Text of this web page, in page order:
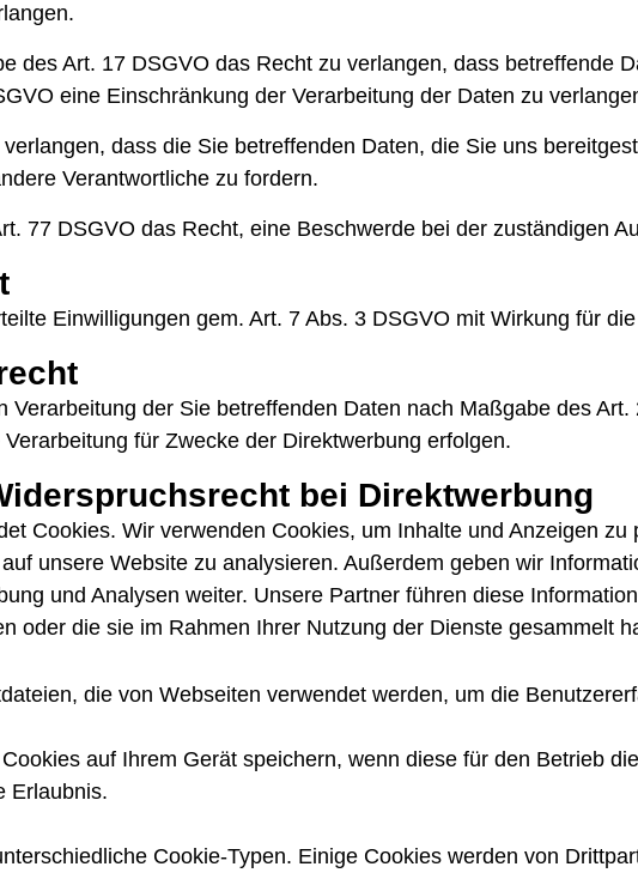
des Art. 17 DSGVO das Recht zu verlangen, dass betreffende
eine Einschränkung der Verarbeitung der Daten zu
dass die Sie betreffenden Daten, die Sie uns
Verantwortliche zu fordern.
77 DSGVO das Recht, eine Beschwerde bei der zuständigen
Einwilligungen gem. Art. 7 Abs. 3 DSGVO mit Wirkung für
Verarbeitung der Sie betreffenden Daten nach Maßgabe des
für Zwecke der Direktwerbung erfolgen.
bei Direktwerbung
Cookies. Wir verwenden Cookies, um Inhalte und Anzeigen
unsere Website zu analysieren. Außerdem geben wir
und Analysen weiter. Unsere Partner führen diese
oder die sie im Rahmen Ihrer Nutzung der Dienste gesammelt
die von Webseiten verwendet werden, um die
auf Ihrem Gerät speichern, wenn diese für den Betrieb
Erlaubnis.
Cookie-Typen. Einige Cookies werden von